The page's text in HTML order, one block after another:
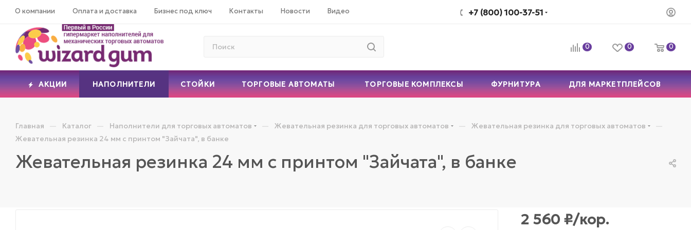
О компании Оплата и доставка Бизнес под ключ Контакты Новости Видео +7 (800) 100-37-51
0 0 0
АКЦИИ НАПОЛНИТЕЛИ СТОЙКИ ТОРГОВЫЕ АВТОМАТЫ ТОРГОВЫЕ КОМПЛЕКСЫ ФУРНИТУРА ДЛЯ МАРКЕТПЛЕЙСОВ
Главная — Каталог — Наполнители для торговых автоматов — Жевательная резинка для торговых автоматов — Жевательная резинка для торговых автоматов —
Жевательная резинка 24 мм с принтом "Зайчата", в банке
Жевательная резинка 24 мм с принтом "Зайчата", в банке
2 560 ₽/кор.